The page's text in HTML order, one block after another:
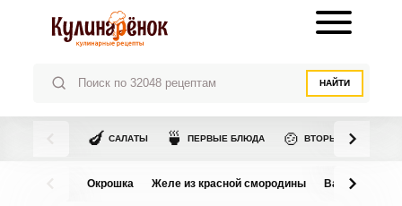
НАЙТИ
🍆 САЛАТЫ 🍵 ПЕРВЫЕ БЛЮДА 🍲 ВТОРЫЕ БЛЮДА
Окрошка Желе из красной смородины Варенье из